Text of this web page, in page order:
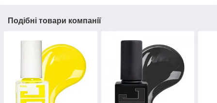
Подібні товари компанії